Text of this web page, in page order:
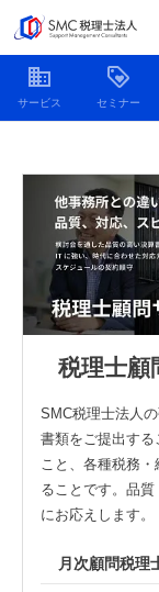
【2026年6.7.8.11月
【2026年開催】日本
【2026年開催】中津
開
【2026年12月開催】
【2026年9.10.11月開
【2026年開催 第2期
【2026年開催】PAL
保護中: 【2026年
役員貸付金はデメリ
らけ！減らし方と注
ついてわかりやすく
2025.7.30
経営改善トピック
社員紹介
新着情報
人財育成
SDGsへの取
プライバシ
特定商取引法
税理士顧
SMC税理士法人
書類をご提出す
こと、各種税務
ることです。品
にお応えします。
月次顧問税理